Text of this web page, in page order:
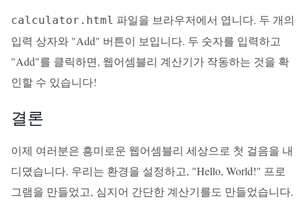
calculator.html 파일을 브라우저에서 엽니다. 두 개의
입력 상자와 "Add" 버튼이 보입니다. 두 숫자를 입력하고
"Add"를 클릭하면, 웹어셈블리 계산기가 작동하는 것을 확
인할 수 있습니다!
결론
이제 여러분은 흥미로운 웹어셈블리 세상으로 첫 걸음을 내
디뎠습니다. 우리는 환경을 설정하고, "Hello, World!" 프로
그램을 만들었고, 심지어 간단한 계산기를도 만들었습니다.